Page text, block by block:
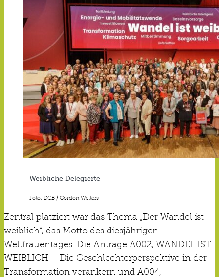
Weibliche Delegierte
Foto: DGB / Gordon Welters
Zentral platziert war das Thema „Der Wandel ist
weiblich“, das Motto des diesjährigen
Weltfrauentages. Die Anträge A002, WANDEL IST
WEIBLICH – Die Geschlechterperspektive in der
Transformation verankern und A004,